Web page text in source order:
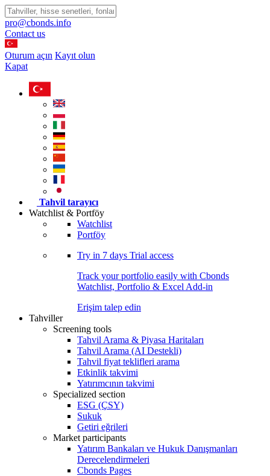
pro@cbonds.info
Contact us
Oturum açın Kayıt olun
Kapat
Tahvil tarayıcı
Watchlist & Portföy
Watchlist
Portföy
Try in 7 days Trial access
Track your portfolio easily with Cbonds
Watchlist, Portfolio & Excel Add-in
Erişim talep edin
Tahviller
Screening tools
Tahvil Arama & Piyasa Haritaları
Tahvil Arama (AI Destekli)
Tahvil fiyat teklifleri arama
Etkinlik takvimi
Yatırımcının takvimi
Specialized section
ESG (ÇSY)
Sukuk
Getiri eğrileri
Market participants
Yatırım Bankaları ve Hukuk Danışmanları
Derecelendirmeleri
Cbonds Pages